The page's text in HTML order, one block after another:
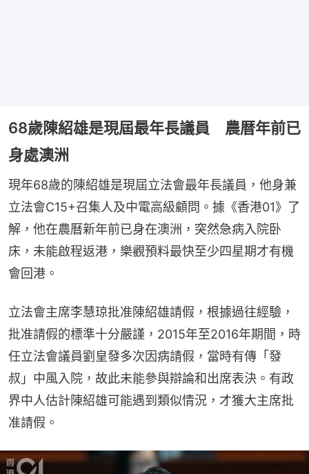
68歲陳紹雄是現屆最年長議員 農暦年前已
身處澳洲
現年68歲的陳紹雄是現屆立法會最年長議員，他身兼
立法會C15+召集人及中電高級顧問。據《香港01》了
解，他在農曆新年前已身在澳洲，突然急病入院卧
床，未能啟程返港，樂觀預料最快至少四星期才有機
會回港。
立法會主席李慧琼批准陳紹雄請假，根據過往經驗，
批准請假的標準十分嚴謹，2015年至2016年期間，時
任立法會議員劉皇發多次因病請假，當時有傳「發
叔」中風入院，故此未能參與辯論和出席表決。有政
界中人估計陳紹雄可能遇到類似情況，才獲大主席批
准請假。